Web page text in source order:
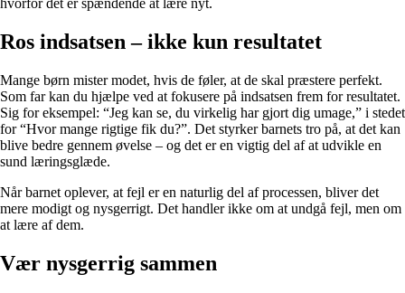
hvorfor det er spændende at lære nyt.
Ros indsatsen – ikke kun resultatet
Mange børn mister modet, hvis de føler, at de skal præstere perfekt.
Som far kan du hjælpe ved at fokusere på indsatsen frem for resultatet.
Sig for eksempel: “Jeg kan se, du virkelig har gjort dig umage,” i stedet
for “Hvor mange rigtige fik du?”. Det styrker barnets tro på, at det kan
blive bedre gennem øvelse – og det er en vigtig del af at udvikle en
sund læringsglæde.
Når barnet oplever, at fejl er en naturlig del af processen, bliver det
mere modigt og nysgerrigt. Det handler ikke om at undgå fejl, men om
at lære af dem.
Vær nysgerrig sammen